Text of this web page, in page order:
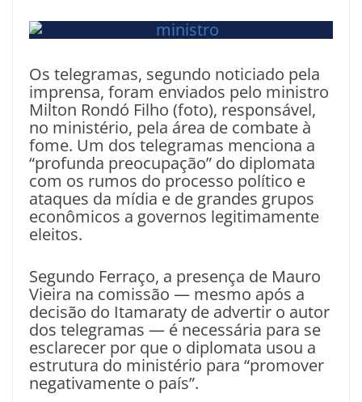
Os telegramas, segundo noticiado pela
imprensa, foram enviados pelo ministro
Milton Rondó Filho (foto), responsável,
no ministério, pela área de combate à
fome. Um dos telegramas menciona a
“profunda preocupação” do diplomata
com os rumos do processo político e
ataques da mídia e de grandes grupos
econômicos a governos legitimamente
eleitos.
Segundo Ferraço, a presença de Mauro
Vieira na comissão — mesmo após a
decisão do Itamaraty de advertir o autor
dos telegramas — é necessária para se
esclarecer por que o diplomata usou a
estrutura do ministério para “promover
negativamente o país”.